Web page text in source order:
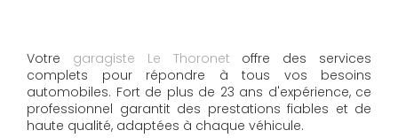
Votre garagiste Le Thoronet offre des services
complets pour répondre à tous vos besoins
automobiles. Fort de plus de 23 ans d'expérience, ce
professionnel garantit des prestations fiables et de
haute qualité, adaptées à chaque véhicule.